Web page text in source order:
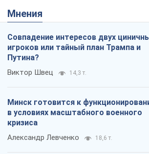
Мнения
Совпадение интересов двух
игроков или тайный план Трампа и
Путина?
Виктор Швец 14,3 т.
Минск готовится к
в условиях масштабного военного
кризиса
Александр Левченко 18,6 т.